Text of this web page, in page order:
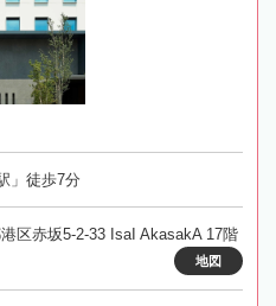
」徒歩7分
区赤坂5-2-33 IsaI AkasakA 17階
地図